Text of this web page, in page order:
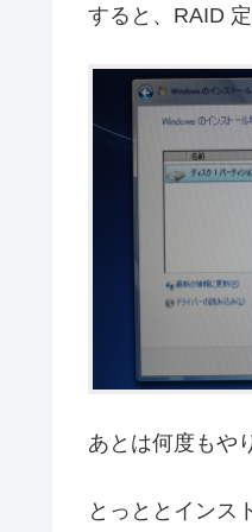
すると、RAID
あとは何度もや
とっととインス